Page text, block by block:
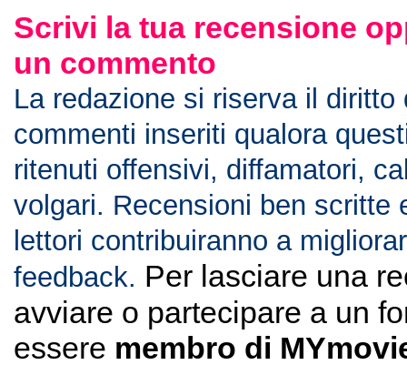
Scrivi la tua recensione
un commento
La redazione si riserva il diritto
commenti inseriti qualora
ritenuti offensivi, diffamatori,
volgari. Recensioni ben scritte
lettori contribuiranno a
feedback. Per lasciare una
avviare o partecipare a un
essere membro di